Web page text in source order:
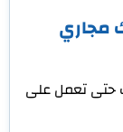
مجاري
حتى تعمل على